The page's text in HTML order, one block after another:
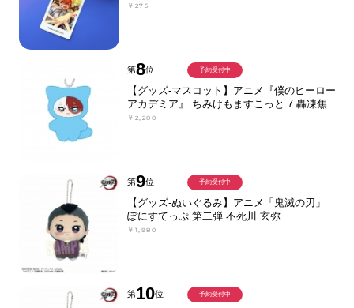
￥275
第8位
【グッズ-マスコット】アニメ『僕のヒーロー
アカデミア』 ちみけもますこっと 7.轟凍焦
￥2,200
予約受付中
第9位
【グッズ-ぬいぐるみ】アニメ「鬼滅の刃」
ぽにすてっぷ 第二弾 不死川 玄弥
￥1,980
予約受付中
第10位 予約受付中